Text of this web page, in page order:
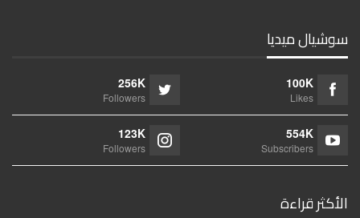
سوشيال ميديا
100K
Likes
256K
Followers
554K
Subscribers
123K
Followers
الأكثر قراءة